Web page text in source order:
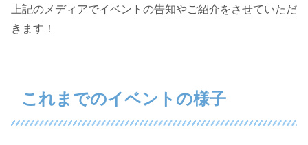
上記のメディアでイベントの告知やご紹介をさせていただ
きます！
これまでのイベントの様子